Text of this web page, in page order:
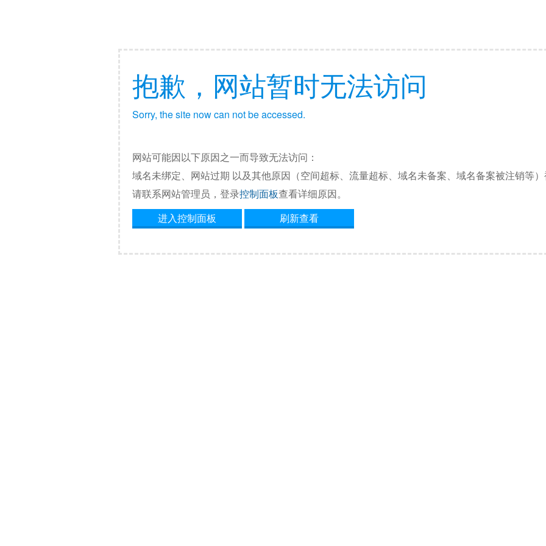
抱歉，网站暂时无法访问
Sorry, the site now can not be accessed.
网站可能因以下原因之一而导致无法访问：
域名未绑定、网站过期 以及其他原因（空间超标、流量超标、域名未备案、域名备案被注销等）
请联系网站管理员，登录控制面板查看详细原因。
进入控制面板
刷新查看